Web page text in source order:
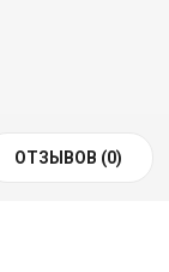
ОТЗЫВОВ (0)